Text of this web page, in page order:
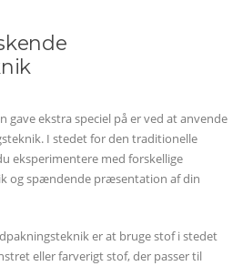
gave ekstra speciel på er ved at anvende
I stedet for den traditionelle
eksperimentere med forskellige
og spændende præsentation af din
er at bruge stof i stedet
eller farverigt stof, der passer til